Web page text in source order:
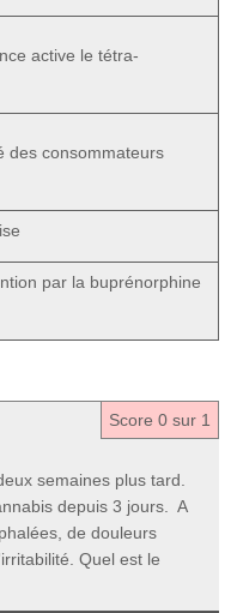
active le tétra-
des consommateurs
par la buprénorphine
Score 0 sur 1
semaines plus tard.
depuis 3 jours. A
de douleurs
Quel est le